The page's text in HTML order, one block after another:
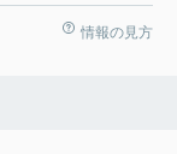
情報の見方